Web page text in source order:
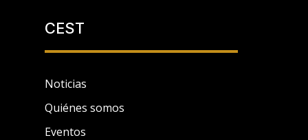
CEST
Noticias
Quiénes somos
Eventos